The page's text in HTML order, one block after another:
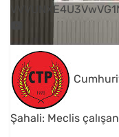
Şahali: Meclis